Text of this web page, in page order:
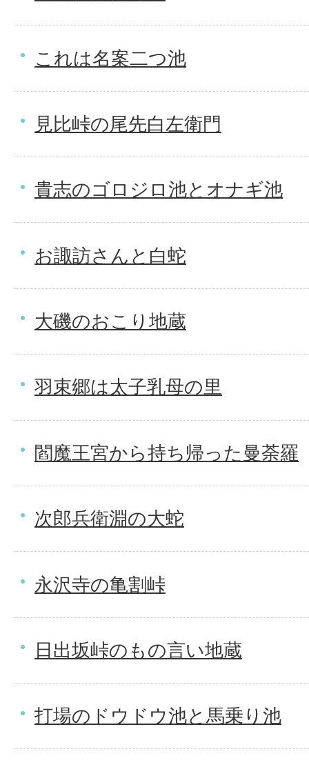
これは名案二つ池
見比峠の尾先白左衛門
貴志のゴロジロ池とオナギ池
お諏訪さんと白蛇
大磯のおこり地蔵
羽束郷は太子乳母の里
閻魔王宮から持ち帰った曼荼羅
次郎兵衛淵の大蛇
永沢寺の亀割峠
日出坂峠のもの言い地蔵
打場のドウドウ池と馬乗り池